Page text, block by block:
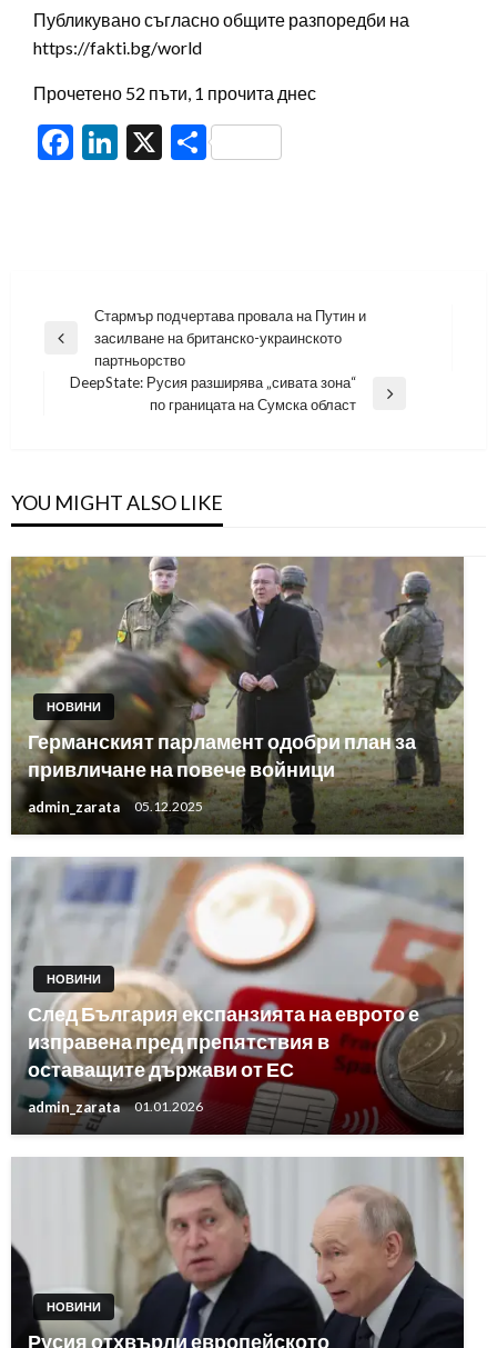
Публикувано съгласно общите разпоредби на
https://fakti.bg/world
Прочетено 52 пъти, 1 прочита днес
Facebook
LinkedIn
X Share
Навигация
Previous
Стармър подчертава провала на Путин и
засилване на британско-украинското
партньорство
DeepState: Русия разширява „сивата зона“
по границата на Сумска област
YOU MIGHT ALSO LIKE
НОВИНИ
Германският парламент одобри план за
привличане на повече войници
admin_zarata 05.12.2025
НОВИНИ
След България експанзията на еврото е
изправена пред препятствия в
оставащите държави от ЕС
admin_zarata 01.01.2026
НОВИНИ
Русия отхвърли европейското